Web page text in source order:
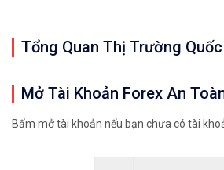
Tổng Quan Thị Trường
Mở Tài Khoản Forex An
Bấm mở tài khoản nếu bạn chưa có tài